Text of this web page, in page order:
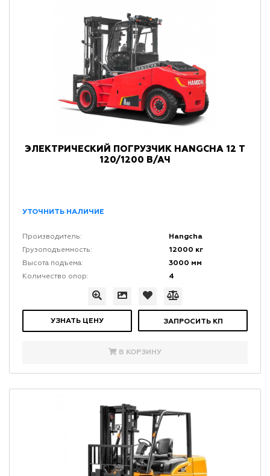
ЭЛЕКТРИЧЕСКИЙ ПОГРУЗЧИК HANGCHA 12 Т
120/1200 В/АЧ
УТОЧНИТЬ НАЛИЧИЕ
Производитель: Hangcha
Грузоподъемность: 12000 кг
Высота подъема: 3000 мм
Количество опор: 4
УЗНАТЬ ЦЕНУ ЗАПРОСИТЬ КП
В КОРЗИНУ